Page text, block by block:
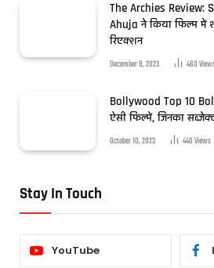
The Archies Review:
Ahuja ने किया फिल्म में
रिएक्शन
December 8, 2023 460
Bollywood Top 10
ऐसी फिल्में, जिनका
October 10, 2023 440Views
Stay In Touch
YouTube